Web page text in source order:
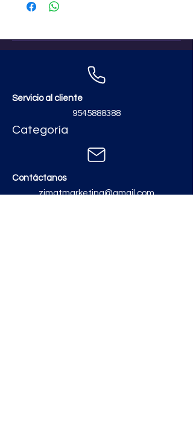
Servicio al cliente
9545888388
Categoría
Contáctanos
zimatmarketing@gmail.com